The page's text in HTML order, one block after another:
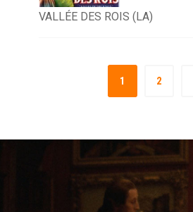
VALLÉE DES ROIS (LA)
1 2